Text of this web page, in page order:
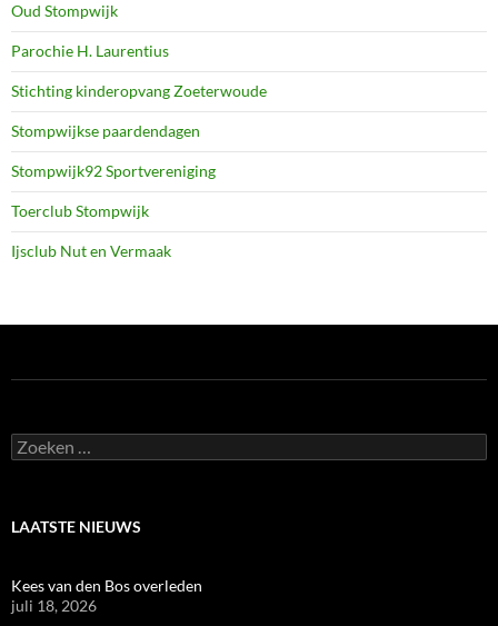
Oud Stompwijk
Parochie H. Laurentius
Stichting kinderopvang Zoeterwoude
Stompwijkse paardendagen
Stompwijk92 Sportvereniging
Toerclub Stompwijk
Ijsclub Nut en Vermaak
Zoeken
naar:
LAATSTE NIEUWS
Kees van den Bos overleden
juli 18, 2026